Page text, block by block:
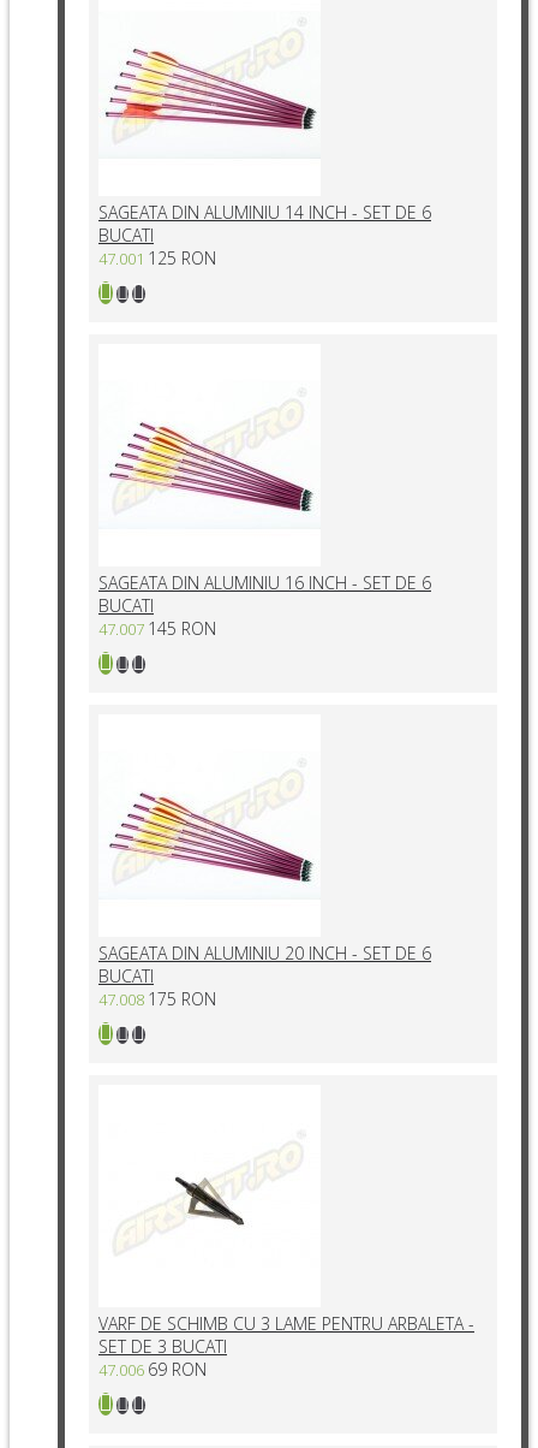
SAGEATA DIN ALUMINIU 14 INCH - SET DE 6
BUCATI
47.001 125 RON
SAGEATA DIN ALUMINIU 16 INCH - SET DE 6
BUCATI
47.007 145 RON
SAGEATA DIN ALUMINIU 20 INCH - SET DE 6
BUCATI
47.008 175 RON
VARF DE SCHIMB CU 3 LAME PENTRU ARBALETA -
SET DE 3 BUCATI
47.006 69 RON